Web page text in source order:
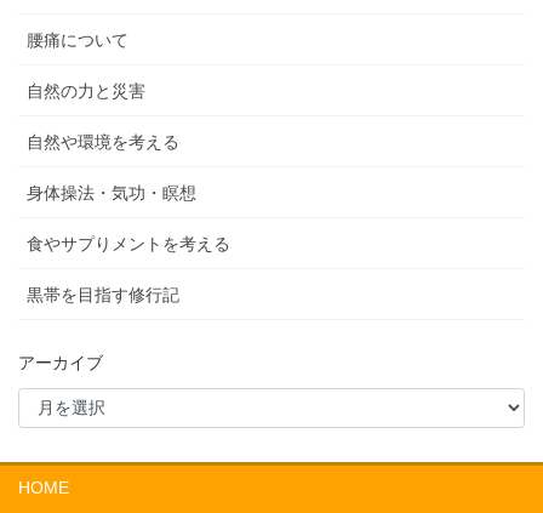
腰痛について
自然の力と災害
自然や環境を考える
身体操法・気功・瞑想
食やサプりメントを考える
黒帯を目指す修行記
アーカイブ
HOME